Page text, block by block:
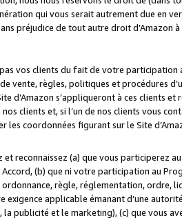
qui vous serait autrement due en
préjudice de tout autre droit
vos clients du fait de votre
vente, règles, politiques et procédures
d’Amazon s’appliqueront à ces clients
clients et, si l’un de nos clients vous
les coordonnées figurant sur le Site
et reconnaissez (a) que vous participerez
(b) que ni votre participation au
règle, réglementation, ordre,
exigence applicable émanant d’une
publicité et le marketing), (c) que vous